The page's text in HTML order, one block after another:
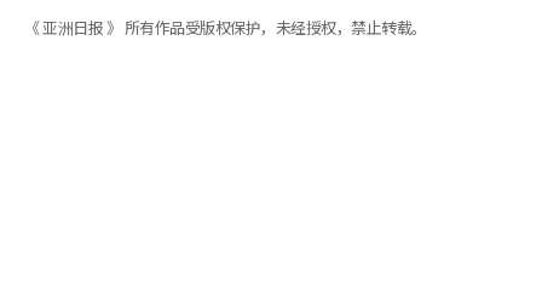
《 亚洲日报 》 所有作品受版权保护，未经授权，禁止转载。